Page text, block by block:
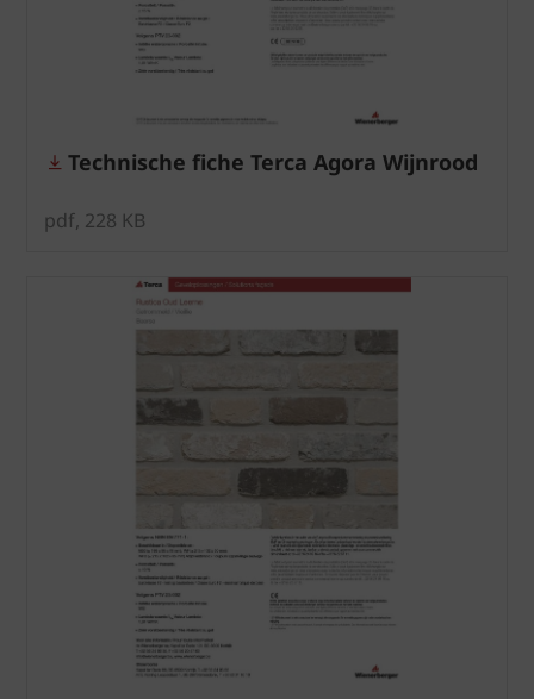
Technische fiche Terca Agora Wijnrood
pdf, 228 KB